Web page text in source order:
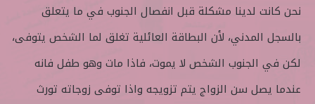
نحن كانت لدينا مشكلة قبل انفصال الجنوب في ما يتعلق
بالسجل المدني، لأن البطاقة العائلية تغلق لما الشخص يتوفى،
لكن في الجنوب الشخص لا يموت، فاذا مات وهو طفل فانه
عندما يصل سن الزواج يتم تزويجه واذا توفى زوجاته تورث